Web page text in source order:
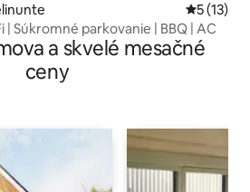
5 (13)
Súkromné parkovanie | BBQ | AC
a skvelé mesačné
ceny